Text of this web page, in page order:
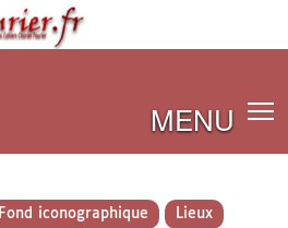
MENU
Fond iconographique
Lieux